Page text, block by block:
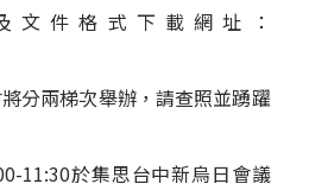
件格式下載網址：
分兩梯次舉辦，請查照並踴躍
11:30於集思台中新烏日會議